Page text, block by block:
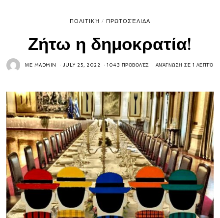
ΠΟΛΙΤΙΚΉ / ΠΡΩΤΟΣΈΛΙΔΑ
Ζήτω η δημοκρατία!
ΜΕ MADMIN JULY 25, 2022 1043 ΠΡΟΒΟΛΈΣ ΑΝΆΓΝΩΣΗ ΣΕ 1 ΛΕΠΤΌ